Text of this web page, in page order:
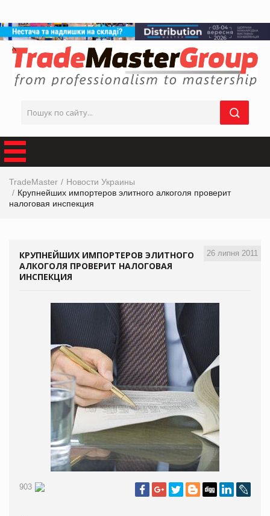
TradeMaster
Новости Украины
Крупнейших импортеров элитного алкоголя проверит
налоговая инспекция
26 липня 2011
КРУПНЕЙШИХ ИМПОРТЕРОВ ЭЛИТНОГО
АЛКОГОЛЯ ПРОВЕРИТ НАЛОГОВАЯ
ИНСПЕКЦИЯ
903